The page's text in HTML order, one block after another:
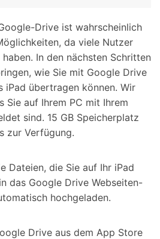
Drive ist wahrscheinlich
da viele Nutzer
In den nächsten Schritten
wie Sie mit Google Drive
iPad übertragen können. Wir
Sie auf Ihrem PC mit Ihrem
sind. 15 GB Speicherplatz
zur Verfügung.
Dateien, die Sie auf Ihr iPad
das Google Drive Webseiten-
hochgeladen.
Drive aus dem App Store